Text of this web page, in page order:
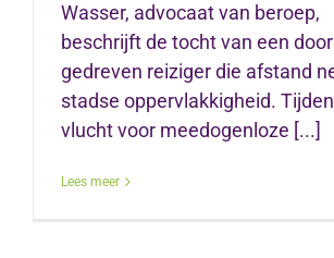
Wasser, advocaat van beroep,
beschrijft de tocht van een
gedreven reiziger die afstand
stadse oppervlakkigheid.
vlucht voor meedogenloze [...]
Lees meer